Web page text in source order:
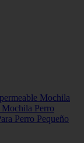
Mochila
Perro
Perro Pequeño